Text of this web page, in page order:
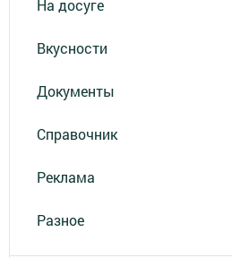
На досуге
Вкусности
Документы
Справочник
Реклама
Разное